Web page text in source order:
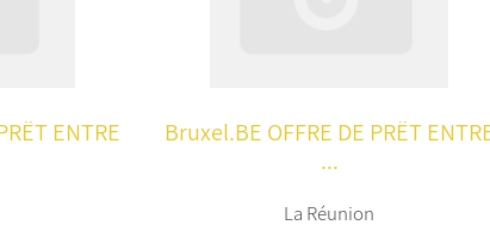
ENTRE
Bruxel.BE OFFRE DE PRËT
...
La Réunion